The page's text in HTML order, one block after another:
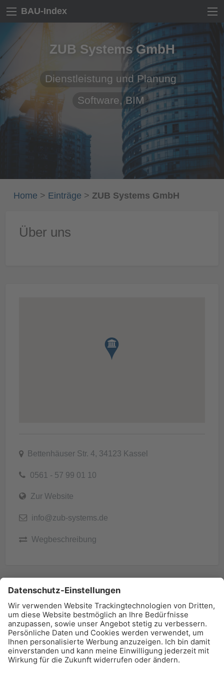
BAU-Index
ZUB Systems GmbH
Dienstleistung und Planung
Software, BIM
Home > Einträge > ZUB Systems GmbH
Über uns
Bettenhäuser Str. 4, 34123 Kassel
0561 - 57 99 01 10
Zur Website
info@zub-systems.de
Wegbeschreibung
BAU-Index Newsletter
Erhalten Sie regelmäßig Benachrichtigungen zu den